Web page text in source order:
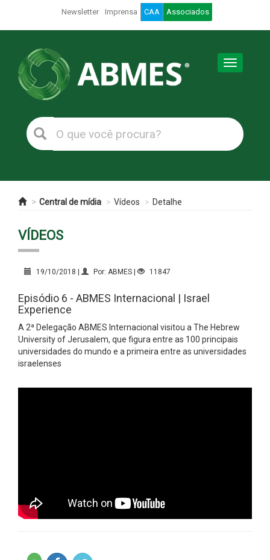
Newsletter Imprensa CAA Associados
Toggle
Central de mídia Vídeos Detalhe
VÍDEOS
19/10/2018 | Por: ABMES | 11847
Episódio 6 - ABMES Internacional | Israel
Experience
A 2ª Delegação ABMES Internacional visitou a The Hebrew
University of Jerusalem, que figura entre as 100 principais
universidades do mundo e a primeira entre as universidades
israelenses